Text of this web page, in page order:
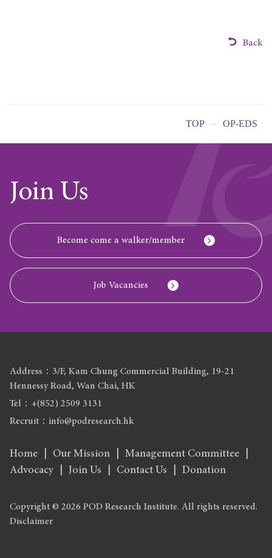
Back
TOP OP-EDS
Join Us
Become come a walker/member
Job Vacancies
Home Our Mission
Management Committee
Advocacy
Join Us Contact Us Donation
Copyright © 2026 POD Research Institute. All rights reserved.
Disclaimer
Address：3/F, Kam Chung Commercial Building, 19-21
Hennessy Road, Wan Chai, HK
Tel：+(852) 2509 3131
Recruit：info@podresearch.hk